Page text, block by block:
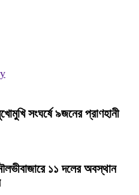
সংঘর্ষে ৯জনের প্রাণহানী
১১ দলের অবস্থান